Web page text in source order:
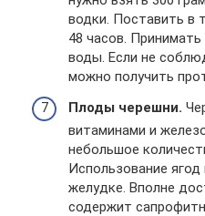
водки. Поставить в
48 часов.
воды. Если не
можно получить
Плоды черешни.
витаминами и
небольшое
Использование
желудке. Вполне
содержит